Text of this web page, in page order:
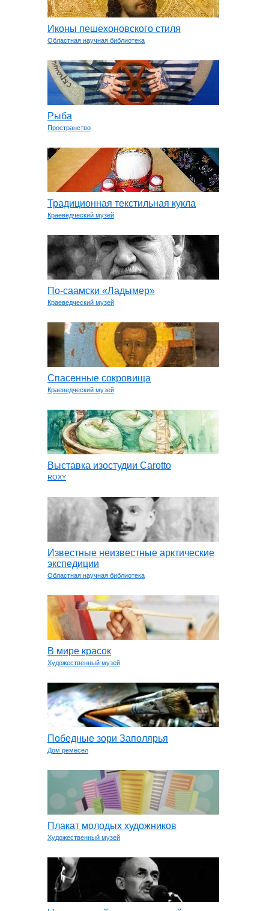
Иконы пешехоновского стиля
Областная научная библиотека
Рыба
Пространство
Традиционная текстильная кукла
Краеведческий музей
По-саамски «Ладымер»
Краеведческий музей
Спасенные сокровища
Краеведческий музей
Выставка изостудии Carotto
ROXY
Известные неизвестные арктические
экспедиции
Областная научная библиотека
В мире красок
Художественный музей
Победные зори Заполярья
Дом ремесел
Плакат молодых художников
Художественный музей